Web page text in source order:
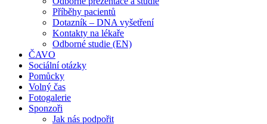
Příběhy pacientů
Dotazník – DNA vyšetření
Kontakty na lékaře
Odborné studie (EN)
ČAVO
Sociální otázky
Pomůcky
Volný čas
Fotogalerie
Sponzoři
Jak nás podpořit